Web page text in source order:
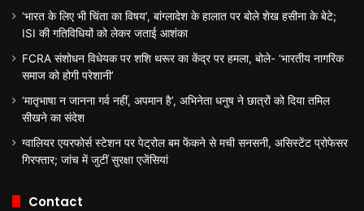
‘भारत के लिए भी चिंता का विषय’, बांग्लादेश के हालात पर बोले शेख हसीना के बेटे;
ISI की गतिविधियों को लेकर जताई आशंका
FCRA संशोधन विधेयक पर शशि थरूर का केंद्र पर हमला, बोले- ‘भारतीय नागरिक
समाज को होगी परेशानी’
‘मातृभाषा न जानना गर्व नहीं, अपमान है’, अभिनेता धनुष ने छात्रों को दिया तमिल
सीखने का संदेश
ग्वालियर एयरफोर्स स्टेशन पर पेट्रोल बम फेंकने से मची सनसनी, असिस्टेंट प्रोफेसर
गिरफ्तार; जांच में जुटीं सुरक्षा एजेंसियां
Contact